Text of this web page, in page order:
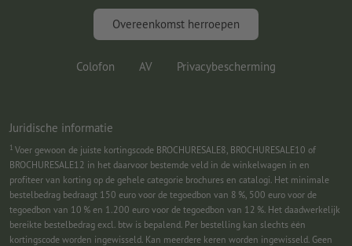
Marketing en insights
Overeenkomst herroepen
Colofon AV Privacybescherming
Juridische informatie
1 Voer gewoon de juiste kortingscode BROCHURESALE8, BROCHURESALE10 of
BROCHURESALE12 in het daarvoor bestemde veld in de winkelwagen in en
profiteer van korting op de gehele categorie brochures en catalogi. Het minimale
bestelbedrag bedraagt 150 euro voor de tegoedbon van 8 %, 500 euro voor de
tegoedbon van 10 % en 1.200 euro voor de tegoedbon van 12 %. Het daadwerkelijk
bereikte bestelbedrag excl. btw is bepalend. Per bestelling kan slechts één
kortingscode worden ingewisseld. Kan meerdere keren worden ingewisseld. Geen